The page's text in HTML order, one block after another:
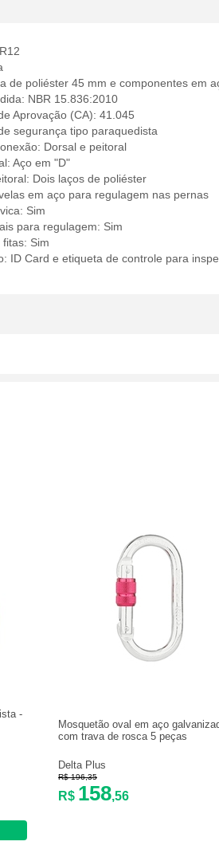
de poliéster 45 mm e componentes em
NBR 15.836:2010
Aprovação (CA): 41.045
segurança tipo paraquedista
Dorsal e peitoral
Aço em "D"
Dois laços de poliéster
em aço para regulagem nas pernas
Sim
para regulagem: Sim
Sim
ID Card e etiqueta de controle para
-
Mosquetão oval em aço
com trava de rosca 5 peças
Delta Plus
R$ 196,35
R$ 158,56